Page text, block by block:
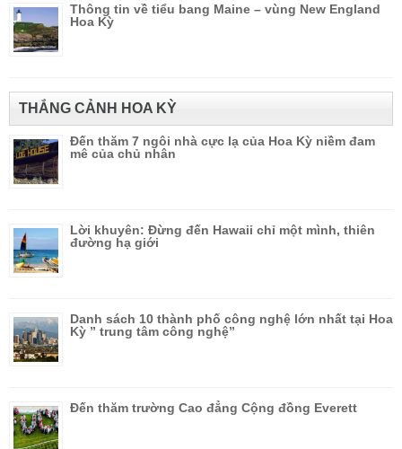
Thông tin về tiểu bang Maine – vùng New England
Hoa Kỳ
THẮNG CẢNH HOA KỲ
Đến thăm 7 ngôi nhà cực lạ của Hoa Kỳ niềm đam
mê của chủ nhân
Lời khuyên: Đừng đến Hawaii chỉ một mình, thiên
đường hạ giới
Danh sách 10 thành phố công nghệ lớn nhất tại Hoa
Kỳ ” trung tâm công nghệ”
Đến thăm trường Cao đẳng Cộng đồng Everett